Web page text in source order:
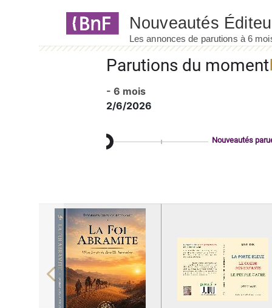
Parutions du moment
- 6 mois
2/6/2026
Nouveautés
Previous